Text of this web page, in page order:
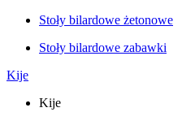
Stoły bilardowe żetonowe
Stoły bilardowe zabawki
Kije
Kije